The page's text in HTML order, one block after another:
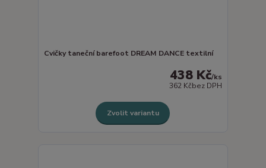
Cvičky taneční barefoot DREAM DANCE textilní
438 Kč/ks
362 Kčbez DPH
Zvolit variantu